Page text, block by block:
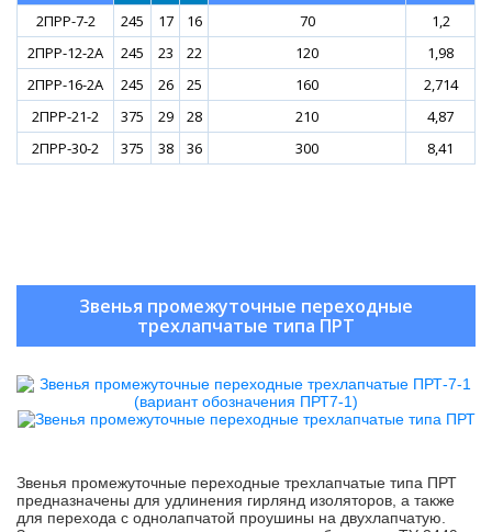
2ПРР-7-2
245 17 16 70
1,2
2ПРР-12-2А
245 23 22 120
1,98
2ПРР-16-2А
245 26 25 160
2,714
2ПРР-21-2
375 29 28 210
4,87
2ПРР-30-2
375 38 36 300 8,41
Звенья промежуточные переходные
трехлапчатые типа ПРТ
Звенья промежуточные переходные трехлапчатые типа ПРТ
предназначены для удлинения гирлянд изоляторов, а также
для перехода с однолапчатой проушины на двухлапчатую.